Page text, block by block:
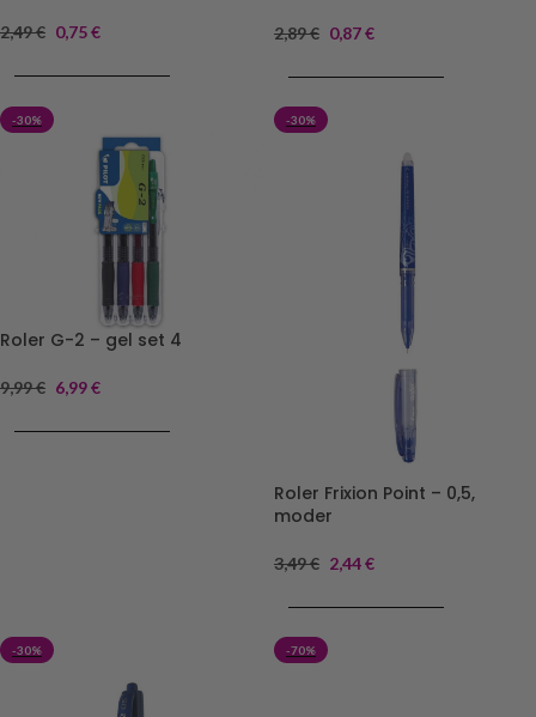
2,49€ 0,75€ 2,89€ 0,87€
-30%
Roler G-2 – gel set 4
9,99€ 6,99€
-30%
Roler Frixion Point – 0,5,
moder
3,49€ 2,44€
-30% -70%